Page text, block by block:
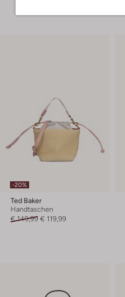
-20%
Ted Baker
Handtaschen
€ 149,99 € 119,99